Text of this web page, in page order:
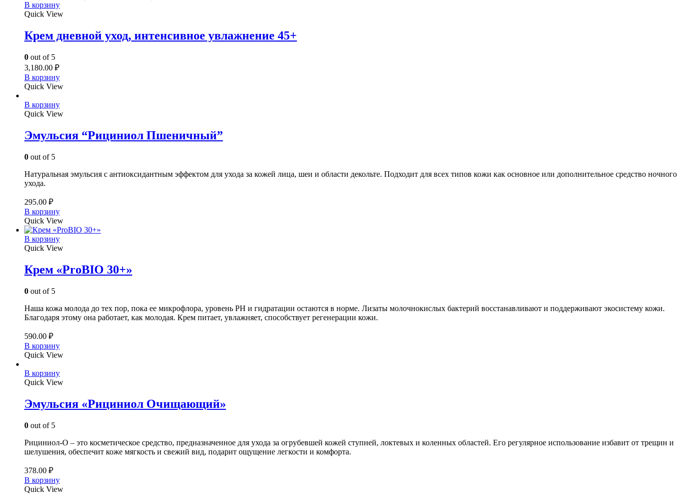
В корзину
Quick View
Крем дневной уход, интенсивное увлажнение 45+
0 out of 5
3,180.00 ₽
В корзину
Quick View
В корзину
Quick View
Эмульсия “Рициниол Пшеничный”
0 out of 5
Натуральная эмульсия с антиоксидантным эффектом для ухода за кожей лица, шеи и области декольте. Подходит для всех типов кожи как основное или дополнительное средство ночного
ухода.
295.00 ₽
В корзину
Quick View
В корзину
Quick View
Крем «ProBIO 30+»
0 out of 5
Наша кожа молода до тех пор, пока ее микрофлора, уровень PH и гидратации остаются в норме. Лизаты молочнокислых бактерий восстанавливают и поддерживают экосистему кожи.
Благодаря этому она работает, как молодая. Крем питает, увлажняет, способствует регенерации кожи.
590.00 ₽
В корзину
Quick View
В корзину
Quick View
Эмульсия «Рициниол Очищающий»
0 out of 5
Рициниол-О – это косметическое средство, предназначенное для ухода за огрубевшей кожей ступней, локтевых и коленных областей. Его регулярное использование избавит от трещин и
шелушения, обеспечит коже мягкость и свежий вид, подарит ощущение легкости и комфорта.
378.00 ₽
В корзину
Quick View